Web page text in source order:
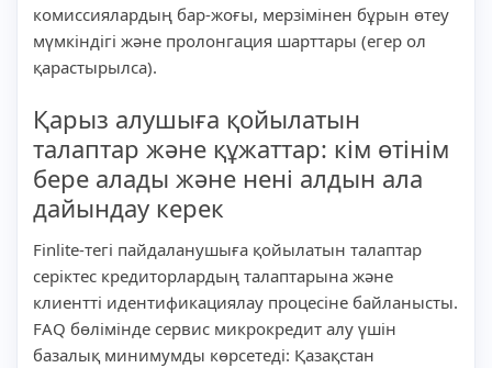
комиссиялардың бар-жоғы, мерзімінен бұрын өтеу
мүмкіндігі және пролонгация шарттары (егер ол
қарастырылса).
Қарыз алушыға қойылатын
талаптар және құжаттар: кім өтінім
бере алады және нені алдын ала
дайындау керек
Finlite-тегі пайдаланушыға қойылатын талаптар
серіктес кредиторлардың талаптарына және
клиентті идентификациялау процесіне байланысты.
FAQ бөлімінде сервис микрокредит алу үшін
базалық минимумды көрсетеді: Қазақстан